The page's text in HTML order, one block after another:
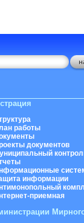
работы
документов
информации
приемная